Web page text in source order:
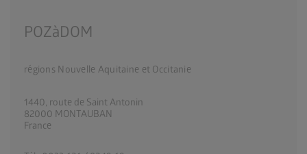
POZàDOM
régions Nouvelle Aquitaine et Occitanie
1440, route de Saint Antonin
82000 MONTAUBAN
France